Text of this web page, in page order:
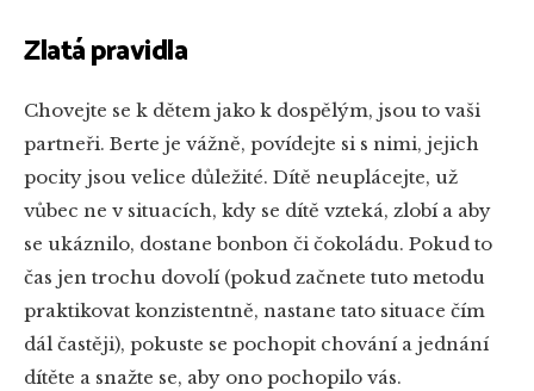
Zlatá pravidla
Chovejte se k dětem jako k dospělým, jsou to vaši
partneři. Berte je vážně, povídejte si s nimi, jejich
pocity jsou velice důležité. Dítě neuplácejte, už
vůbec ne v situacích, kdy se dítě vzteká, zlobí a aby
se ukáznilo, dostane bonbon či čokoládu. Pokud to
čas jen trochu dovolí (pokud začnete tuto metodu
praktikovat konzistentně, nastane tato situace čím
dál častěji), pokuste se pochopit chování a jednání
dítěte a snažte se, aby ono pochopilo vás.